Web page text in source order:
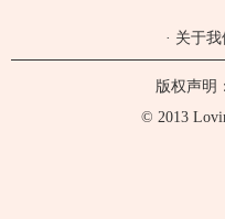
· 关于我
版权声明
© 2013